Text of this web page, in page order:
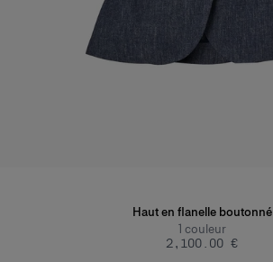
Haut en flanelle boutonné
1 couleur
‌2,100.00 €